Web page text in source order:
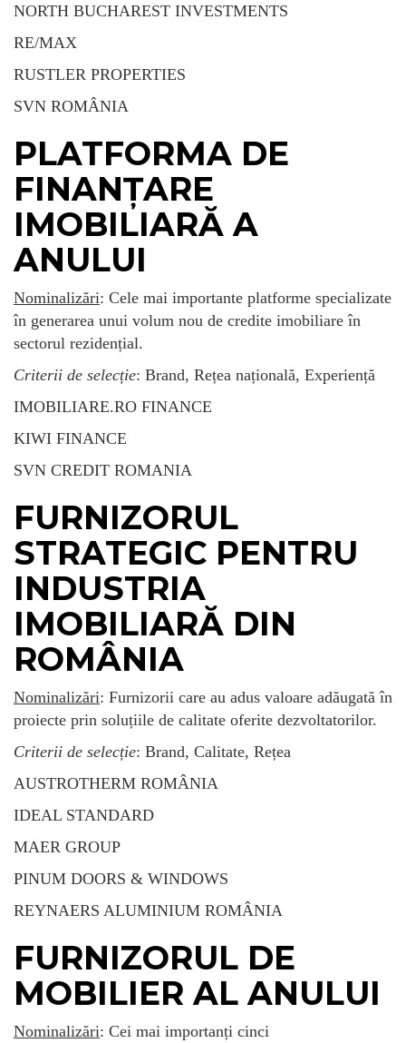
NORTH BUCHAREST INVESTMENTS
RE/MAX
RUSTLER PROPERTIES
SVN ROMÂNIA
PLATFORMA DE
FINANȚARE
IMOBILIARĂ A
ANULUI
Nominalizări: Cele mai importante platforme specializate
în generarea unui volum nou de credite imobiliare în
sectorul rezidențial.
Criterii de selecție: Brand, Rețea națională, Experiență
IMOBILIARE.RO FINANCE
KIWI FINANCE
SVN CREDIT ROMANIA
FURNIZORUL
STRATEGIC PENTRU
INDUSTRIA
IMOBILIARĂ DIN
ROMÂNIA
Nominalizări: Furnizorii care au adus valoare adăugată în
proiecte prin soluțiile de calitate oferite dezvoltatorilor.
Criterii de selecție: Brand, Calitate, Rețea
AUSTROTHERM ROMÂNIA
IDEAL STANDARD
MAER GROUP
PINUM DOORS & WINDOWS
REYNAERS ALUMINIUM ROMÂNIA
FURNIZORUL DE
MOBILIER AL ANULUI
Nominalizări: Cei mai importanți cinci